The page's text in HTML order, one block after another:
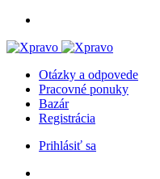
Otázky a odpovede
Pracovné ponuky
Bazár
Registrácia
Prihlásiť sa